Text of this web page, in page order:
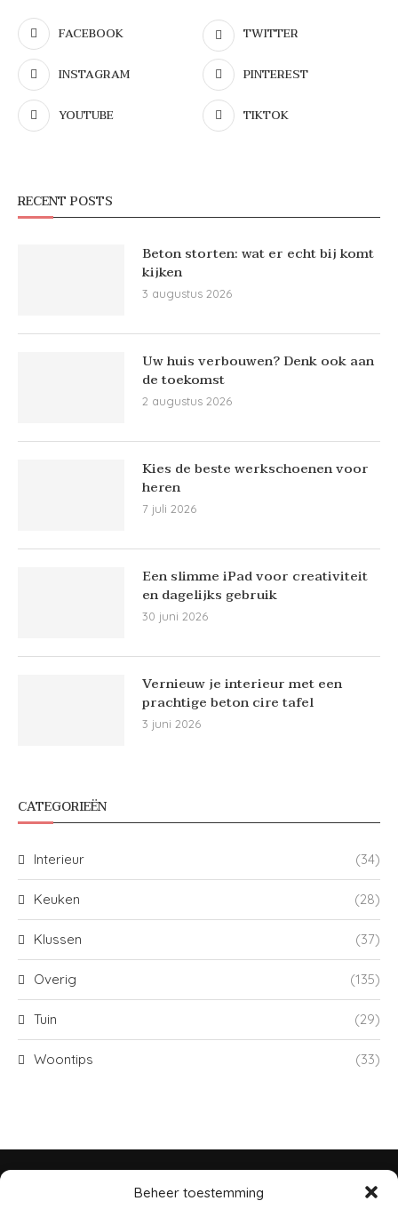
Beheer toestemming
FACEBOOK TWITTER
INSTAGRAM PINTEREST
YOUTUBE TIKTOK
RECENT POSTS
Beton storten: wat er echt bij komt
kijken
3 augustus 2026
Uw huis verbouwen? Denk ook aan
de toekomst
2 augustus 2026
Kies de beste werkschoenen voor
heren
7 juli 2026
Een slimme iPad voor creativiteit
en dagelijks gebruik
30 juni 2026
Vernieuw je interieur met een
prachtige beton cire tafel
3 juni 2026
CATEGORIEËN
Interieur (34)
Keuken (28)
Klussen (37)
Overig (135)
Tuin (29)
Woontips (33)